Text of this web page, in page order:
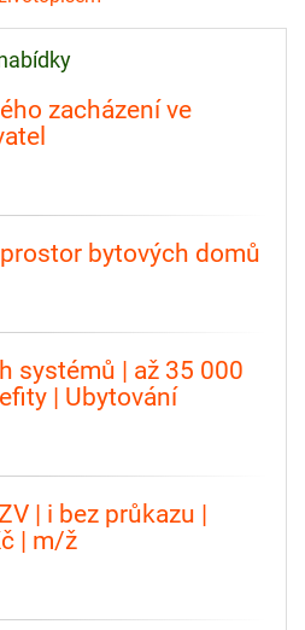
zacházení ve
bytových domů
systémů | až 35 000
| Ubytování
| i bez průkazu |
| m/ž